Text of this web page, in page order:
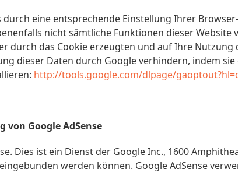
eine entsprechende Einstellung Ihrer
nicht sämtliche Funktionen dieser
durch das Cookie erzeugten und auf Ihre
dieser Daten durch Google verhindern, indem
http://tools.google.com/dlpage/
Google AdSense
Dies ist ein Dienst der Google Inc., 1600
werden können. Google AdSense